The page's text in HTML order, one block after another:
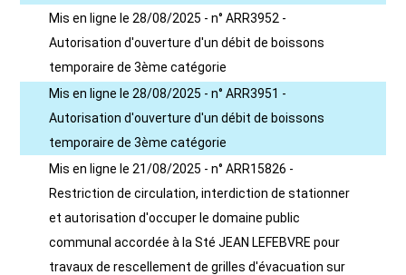
Mis en ligne le 28/08/2025 - n° ARR3952 -
Autorisation d'ouverture d'un débit de boissons
temporaire de 3ème catégorie
Mis en ligne le 28/08/2025 - n° ARR3951 -
Autorisation d'ouverture d'un débit de boissons
temporaire de 3ème catégorie
Mis en ligne le 21/08/2025 - n° ARR15826 -
Restriction de circulation, interdiction de stationner
et autorisation d'occuper le domaine public
communal accordée à la Sté JEAN LEFEBVRE pour
travaux de rescellement de grilles d'évacuation sur